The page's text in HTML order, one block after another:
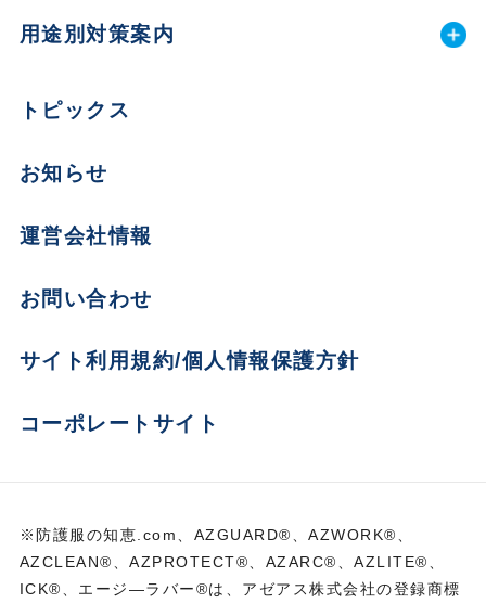
用途別対策案内
トピックス
お知らせ
運営会社情報
お問い合わせ
サイト利用規約/個人情報保護方針
コーポレートサイト
※防護服の知恵.com、AZGUARD®、AZWORK®、
AZCLEAN®、AZPROTECT®、AZARC®、AZLITE®、
ICK®、エージ―ラバー®は、アゼアス株式会社の登録商標